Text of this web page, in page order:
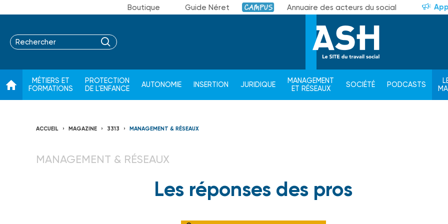
Boutique Guide Néret Campus Annuaire des acteurs du social
MÉTIERS ET
FORMATIONS
PROTECTION
DE L'ENFANCE
AUTONOMIE INSERTION JURIDIQUE
MANAGEMENT
ET RÉSEAUX
SOCIÉTÉ PODCASTS
ACCUEIL MAGAZINE 3313 MANAGEMENT & RÉSEAUX
MANAGEMENT & RÉSEAUX
Les réponses des pros